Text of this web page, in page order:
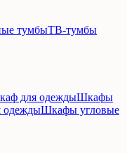
тумбыТВ-тумбы
для одеждыШкафы
Шкафы угловые